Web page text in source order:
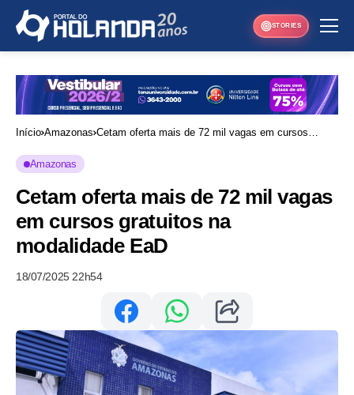
STORIES
Início Amazonas Cetam oferta mais de 72 mil vagas em cursos
Amazonas
Cetam oferta mais de 72 mil vagas
em cursos gratuitos na
modalidade EaD
18/07/2025 22h54